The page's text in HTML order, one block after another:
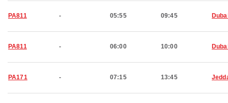
PA811 - 05:55 09:45
PA811 - 06:00 10:00
PA171 - 07:15 13:45